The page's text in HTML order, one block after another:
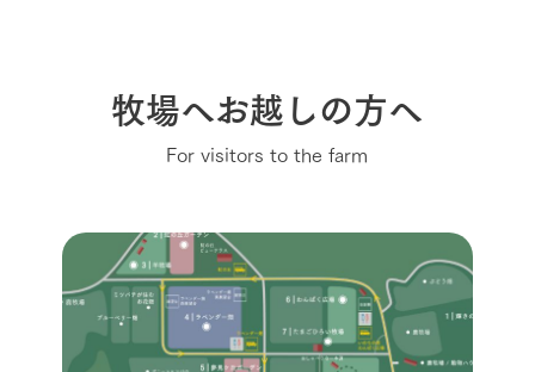
牧場へお越しの方へ
For visitors to the farm